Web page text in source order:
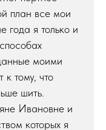
план все мои
года я только и
моими
к тому, что
шить.
Ивановне и
которых я